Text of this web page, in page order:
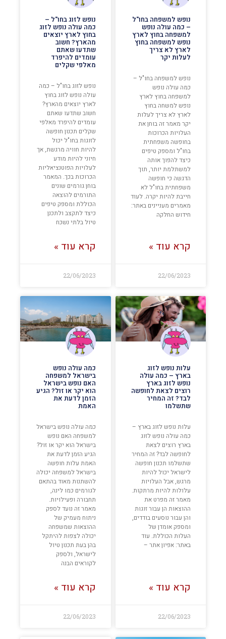
נופש למשפחה בחו"ל
– כמה עולה נופש
למשפחה בחוץ לארץ
נופש למשפחה בחוץ
לארץ לא צריך
לעלות יקר
נופש למשפחה בחו"ל –
כמה עולה נופש
למשפחה בחוץ לארץ
נופש למשחה בחוץ
לארץ לא צריך לעלות
יקר מאמר זה בוחן את
העלויות הכרוכות
בחופשה משפחתית
בחו"ל ומספק טיפים
כיצד להפוך אותה
למשתלמת יותר, תוך
הדגשה כי חופשה
משפחתית בחו"ל לא
חייבת להיות יקרה. לעוד
מאמרים מעניינים באתר:
חידוש החלקה
קרא עוד »
22/06/2023
נופש לזוג בחו"ל –
כמה עולה נופש לזוג
בחוץ לארץ יוצאים
מהארץ? חשוב
שתדעו שאתם
עומדים להיפרד
מאלפי שקלים
נופש לזוג בחו"ל – כמה
עולה נופש לזוג בחוץ
לארץ יוצאים מהארץ?
חשוב שתדעו שאתם
עומדים להיפרד מאלפי
שקלים תכנון חופשה
לזוגות בחו"ל יכול
להיות חוויה מרגשת, אך
חיוני להיות מודע
לעלויות הפוטנציאליות
הכרוכות בכך. המאמר
בוחן גורמים שונים
התורמים להוצאה
הכוללת ומספק טיפים
כיצד לתקצב ולתכנן
טיול בלתי נשכח
קרא עוד »
22/06/2023
עלות נופש לזוג
בארץ – כמה עולה
נופש לזוג בארץ
רוצים לצאת לחופשה
לבד? זה המחיר
שתשלמו
עלות נופש לזוג בארץ –
כמה עולה נופש לזוג
בארץ רוצים לצאת
לחופשה לבד? זה המחיר
שתשלמו תכנון חופשה
לישראל יכול להיות
מרגש, אבל העלויות
עלולות להיות מרתקות.
מאמר זה מפרט את
ההוצאות הן עבור זוגות
והן עבור נוסעים בודדים,
ומספק אומדן של
העלות הכוללת. עוד
באתר: אפיון אתר –
קרא עוד »
22/06/2023
כמה עולה נופש
בישראל למשפחה
האם נופש בישראל
הוא יקר או זול? הגיע
הזמן לדעת את
האמת
כמה עולה נופש בישראל
למשפחה האם נופש
בישראל הוא יקר או זול?
הגיע הזמן לדעת את
האמת עלות חופשה
בישראל למשפחה יכולה
להשתנות מאוד בהתאם
לגורמים כמו לינה,
תחבורה ופעילויות.
מאמר זה נועד לספק
ניתוח מעמיק של
ההוצאות שמשפחה
יכולה לצפות להיתקל
בהן בעת תכנון טיול
לישראל, ולספק
לקוראים הבנה
קרא עוד »
22/06/2023